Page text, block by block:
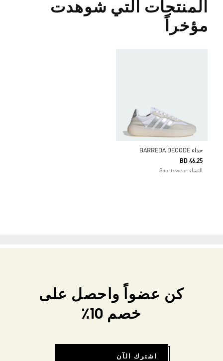
المنتجات التي شوهدت
مؤخراً
حذاء BARREDA DECODE
BD 46.25
النساء Sportswear
كن عضواً واحصل على
خصم 10٪
اشترك الآن